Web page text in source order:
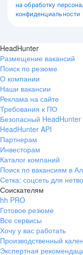
на обработку
конфиденциальности
HeadHunter
Размещение вакансий
Поиск по резюме
О компании
Наши вакансии
Реклама на сайте
Требования к ПО
Безопасный HeadHunter
HeadHunter API
Партнерам
Инвесторам
Каталог компаний
Поиск по вакансиям в
Сетка: соцсеть для
Соискателям
hh PRO
Готовое резюме
Все сервисы
Хочу у вас работать
Производственный
Экспертная